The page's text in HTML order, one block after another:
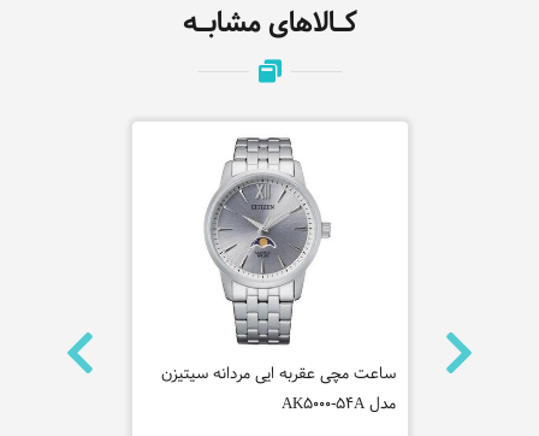
کـالاهای مشابـه
100W-1A
ساعت مچی عقربه ایی مردانه سیتیزن
مدل AK5000-54A